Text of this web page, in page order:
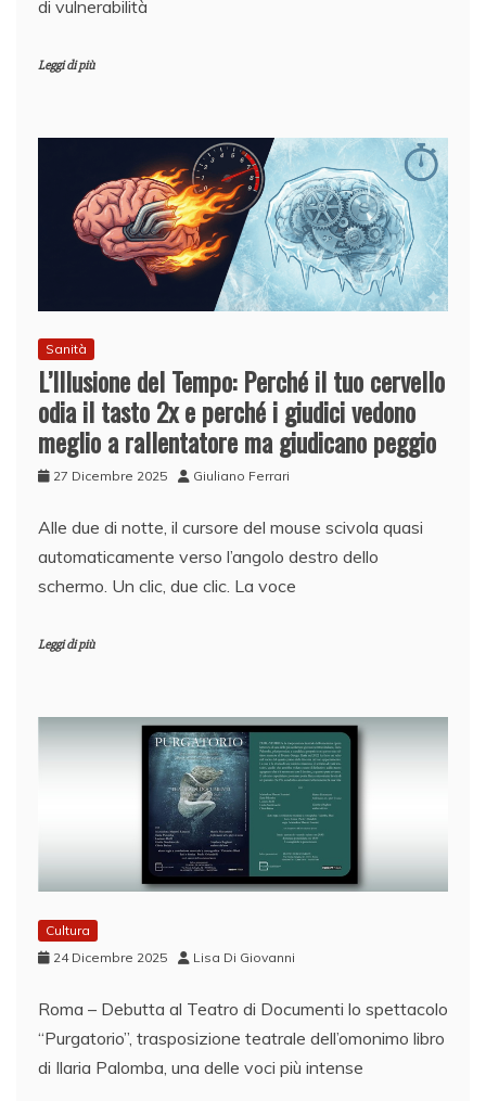
di vulnerabilità
Leggi di più
Sanità
L’Illusione del Tempo: Perché il tuo cervello
odia il tasto 2x e perché i giudici vedono
meglio a rallentatore ma giudicano peggio
27 Dicembre 2025 Giuliano Ferrari
Alle due di notte, il cursore del mouse scivola quasi
automaticamente verso l’angolo destro dello
schermo. Un clic, due clic. La voce
Leggi di più
Cultura
24 Dicembre 2025
Lisa Di Giovanni
Roma – Debutta al Teatro di Documenti lo spettacolo
“Purgatorio”, trasposizione teatrale dell’omonimo libro
di Ilaria Palomba, una delle voci più intense